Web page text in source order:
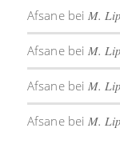
Afsanebei M.
Afsanebei M.
Afsanebei M.
Afsanebei M.